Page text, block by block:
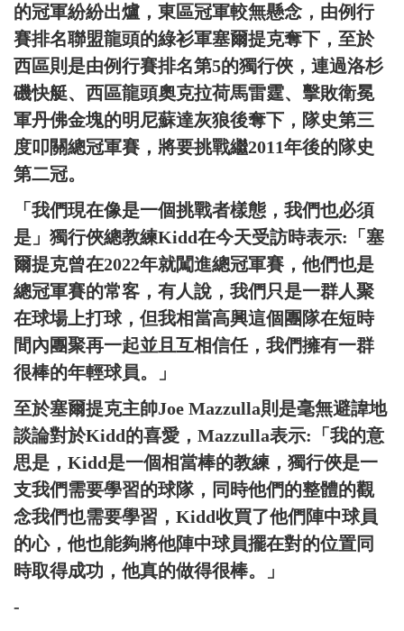
的冠軍紛紛出爐，東區冠軍較無懸念，由例行
賽排名聯盟龍頭的綠衫軍塞爾提克奪下，至於
西區則是由例行賽排名第5的獨行俠，連過洛杉
磯快艇、西區龍頭奧克拉荷馬雷霆、擊敗衛冕
軍丹佛金塊的明尼蘇達灰狼後奪下，隊史第三
度叩關總冠軍賽，將要挑戰繼2011年後的隊史
第二冠。
「我們現在像是一個挑戰者樣態，我們也必須
是」獨行俠總教練Kidd在今天受訪時表示:「塞
爾提克曾在2022年就闖進總冠軍賽，他們也是
總冠軍賽的常客，有人說，我們只是一群人聚
在球場上打球，但我相當高興這個團隊在短時
間內團聚再一起並且互相信任，我們擁有一群
很棒的年輕球員。」
至於塞爾提克主帥Joe Mazzulla則是毫無避諱地
談論對於Kidd的喜愛，Mazzulla表示:「我的意
思是，Kidd是一個相當棒的教練，獨行俠是一
支我們需要學習的球隊，同時他們的整體的觀
念我們也需要學習，Kidd收買了他們陣中球員
的心，他也能夠將他陣中球員擺在對的位置同
時取得成功，他真的做得很棒。」
-